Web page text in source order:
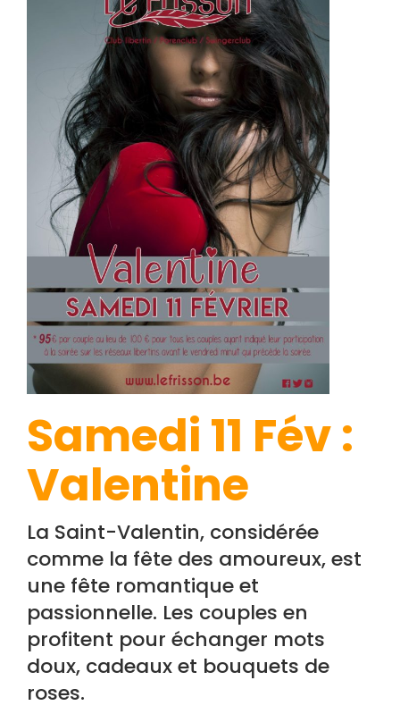
Samedi 11 Fév :
Valentine
La Saint-Valentin, considérée
comme la fête des amoureux, est
une fête romantique et
passionnelle. Les couples en
profitent pour échanger mots
doux, cadeaux et bouquets de
roses.